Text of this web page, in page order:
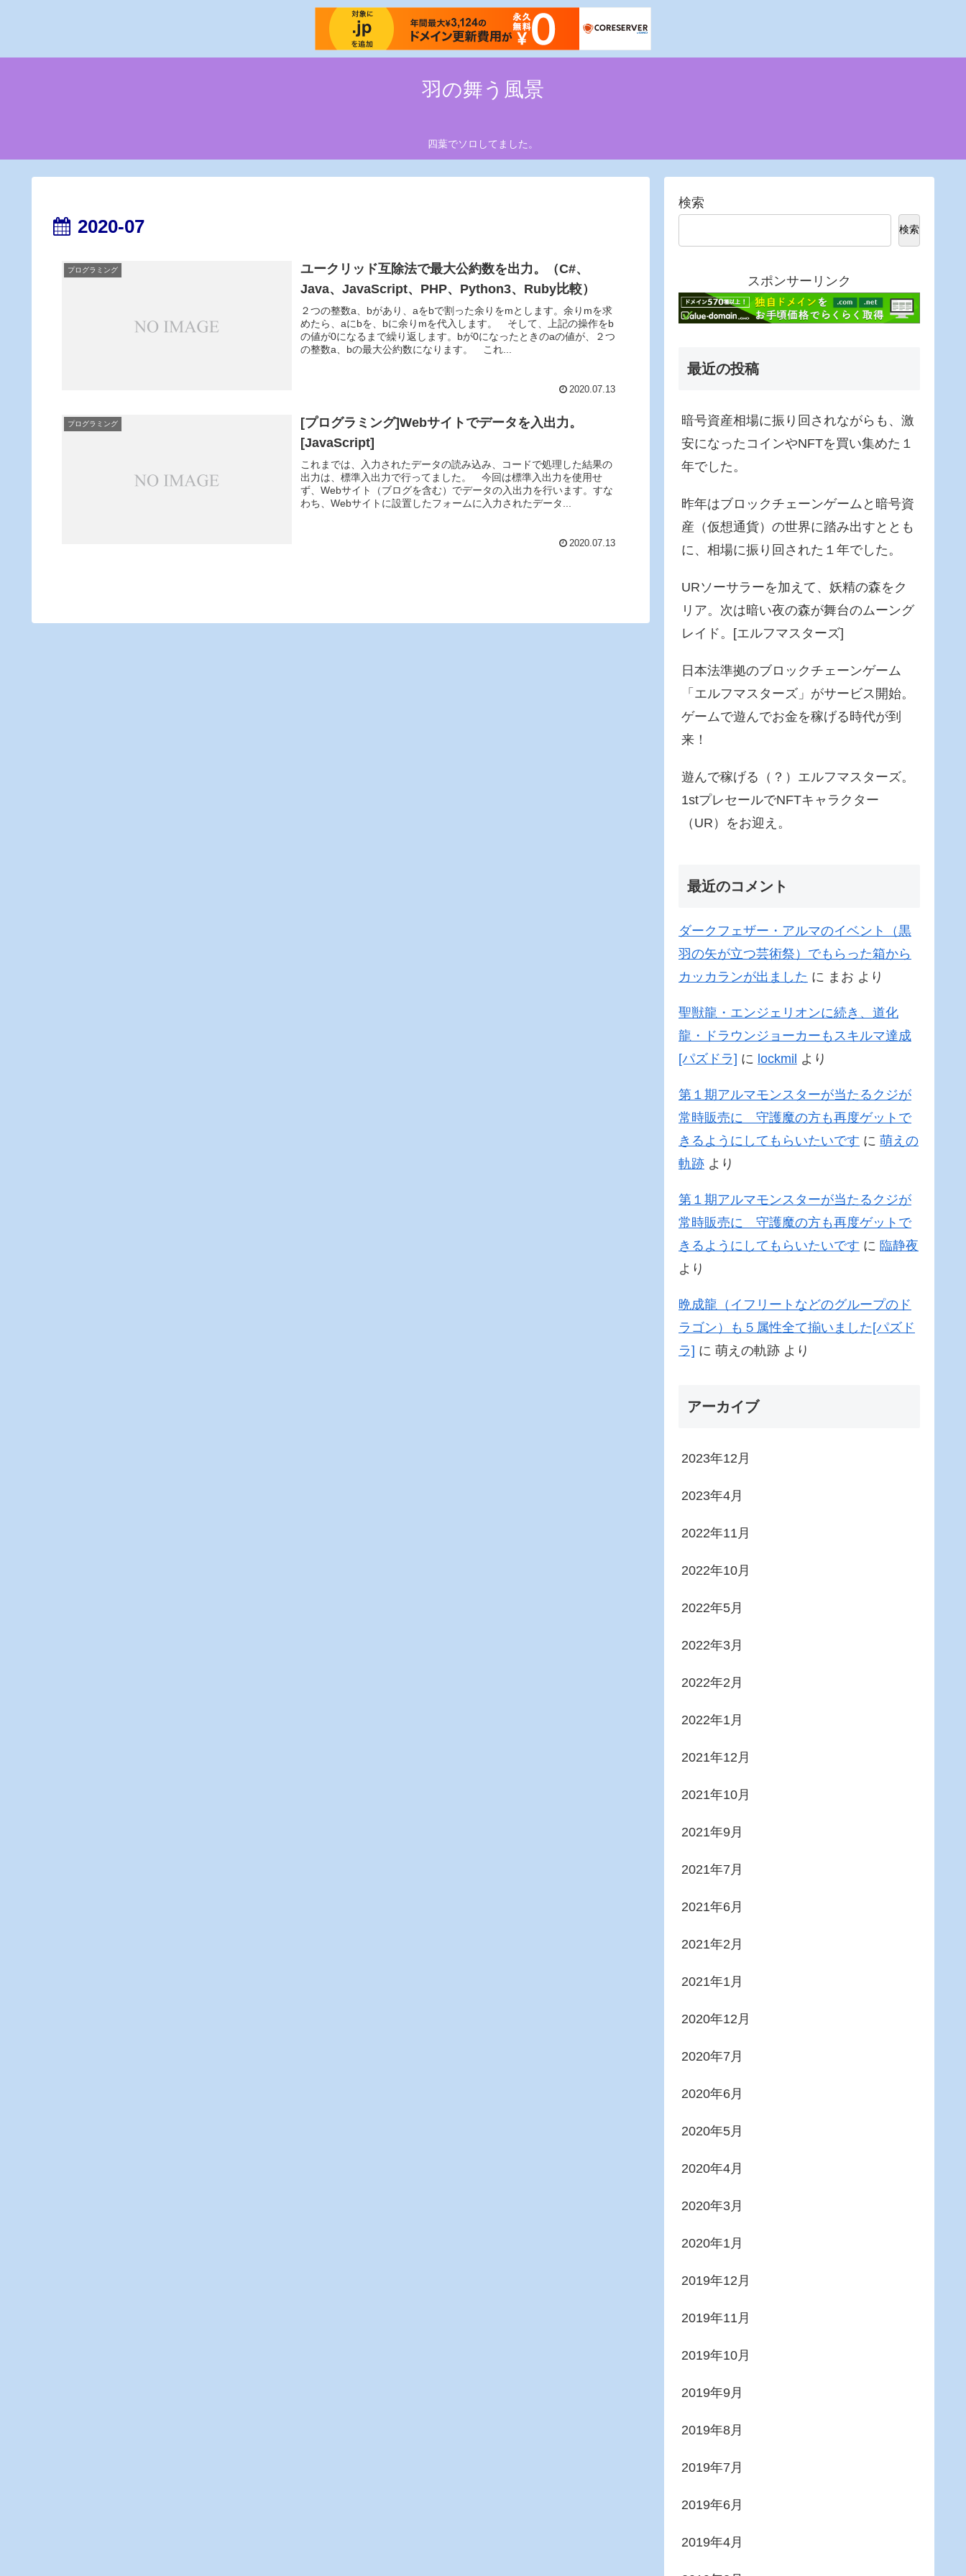
羽の舞う風景
四葉でソロしてました。
2020-07
プログラミング
ユークリッド互除法で最大公約数を出力。（C#、
Java、JavaScript、PHP、Python3、Ruby比較）
２つの整数a、bがあり、aをbで割った余りをmとします。余りmを求
めたら、aにbを、bに余りmを代入します。 そして、上記の操作をb
の値が0になるまで繰り返します。bが0になったときのaの値が、２つ
の整数a、bの最大公約数になります。 これ...
2020.07.13
プログラミング
[プログラミング]Webサイトでデータを入出力。
[JavaScript]
これまでは、入力されたデータの読み込み、コードで処理した結果の
出力は、標準入出力で行ってました。 今回は標準入出力を使用せ
ず、Webサイト（ブログを含む）でデータの入出力を行います。すな
わち、Webサイトに設置したフォームに入力されたデータ...
2020.07.13
検索
検索
スポンサーリンク
最近の投稿
暗号資産相場に振り回されながらも、激
安になったコインやNFTを買い集めた１
年でした。
昨年はブロックチェーンゲームと暗号資
産（仮想通貨）の世界に踏み出すととも
に、相場に振り回された１年でした。
URソーサラーを加えて、妖精の森をク
リア。次は暗い夜の森が舞台のムーング
レイド。[エルフマスターズ]
日本法準拠のブロックチェーンゲーム
「エルフマスターズ」がサービス開始。
ゲームで遊んでお金を稼げる時代が到
来！
遊んで稼げる（？）エルフマスターズ。
1stプレセールでNFTキャラクター
（UR）をお迎え。
最近のコメント
ダークフェザー・アルマのイベント（黒
羽の矢が立つ芸術祭）でもらった箱から
カッカランが出ました に まお より
聖獣龍・エンジェリオンに続き、道化
龍・ドラウンジョーカーもスキルマ達成
[パズドラ] に lockmil より
第１期アルマモンスターが当たるクジが
常時販売に 守護魔の方も再度ゲットで
きるようにしてもらいたいです に 萌えの
軌跡 より
第１期アルマモンスターが当たるクジが
常時販売に 守護魔の方も再度ゲットで
きるようにしてもらいたいです に 臨静夜
より
晩成龍（イフリートなどのグループのド
ラゴン）も５属性全て揃いました[パズド
ラ] に 萌えの軌跡 より
アーカイブ
2023年12月
2023年4月
2022年11月
2022年10月
2022年5月
2022年3月
2022年2月
2022年1月
2021年12月
2021年10月
2021年9月
2021年7月
2021年6月
2021年2月
2021年1月
2020年12月
2020年7月
2020年6月
2020年5月
2020年4月
2020年3月
2020年1月
2019年12月
2019年11月
2019年10月
2019年9月
2019年8月
2019年7月
2019年6月
2019年4月